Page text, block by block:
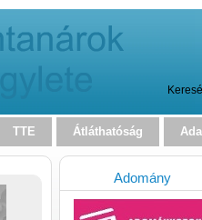
TTE Átláthatóság
Adomány